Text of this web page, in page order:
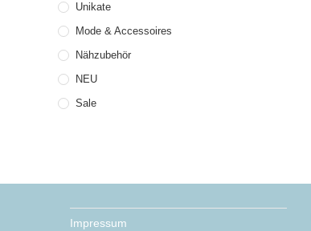
Unikate
Mode & Accessoires
Nähzubehör
NEU
Sale
Impressum